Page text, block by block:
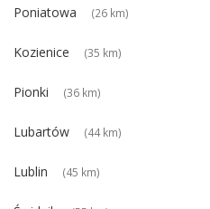
Poniatowa (26 km)
Kozienice (35 km)
Pionki (36 km)
Lubartów (44 km)
Lublin (45 km)